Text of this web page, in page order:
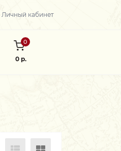
Личный кабинет
0
0 р.